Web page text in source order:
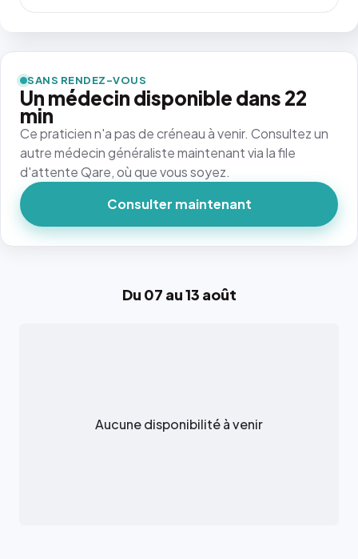
Du 07 au 13 août
Aucune disponibilité à venir
SANS RENDEZ-VOUS
Un médecin disponible dans 22
min
Ce praticien n'a pas de créneau à venir. Consultez un
autre médecin généraliste maintenant via la file
d'attente Qare, où que vous soyez.
Consulter maintenant